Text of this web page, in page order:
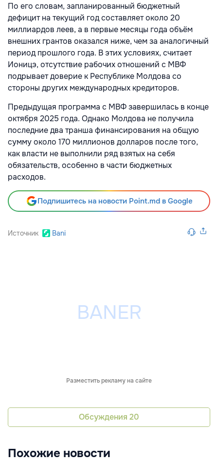
По его словам, запланированный бюджетный
дефицит на текущий год составляет около 20
миллиардов леев, а в первые месяцы года объём
внешних грантов оказался ниже, чем за аналогичный
период прошлого года. В этих условиях, считает
Ионицэ, отсутствие рабочих отношений с МВФ
подрывает доверие к Республике Молдова со
стороны других международных кредиторов.
Предыдущая программа с МВФ завершилась в конце
октября 2025 года. Однако Молдова не получила
последние два транша финансирования на общую
сумму около 170 миллионов долларов после того,
как власти не выполнили ряд взятых на себя
обязательств, особенно в части бюджетных
расходов.
Подпишитесь на новости Point.md в Google
Источник Bani
Разместить рекламу на сайте
Обсуждения 20
Похожие новости